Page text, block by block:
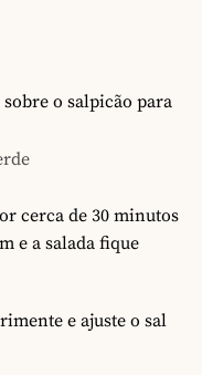
o salpicão para
cerca de 30 minutos
e a salada fique
e ajuste o sal